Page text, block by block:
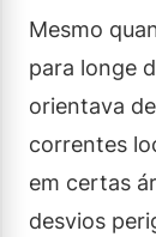
Mesmo
para longe
orientava
correntes
em certas
desvios